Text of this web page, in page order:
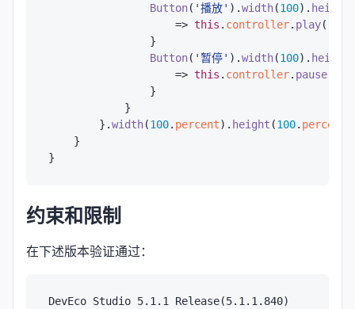
Button( '播放' ).width(100). height
                    =>
this . controller. play()
                }
Button( '暂停' ).width(100). height
                    =>
this . controller. pause
                }
            }
        }.
width(100. percent). height (100. percent
    }
约束和限制
在下述版本验证通过：
DevEco Studio 5.1.1 Release(5.1.1.840)